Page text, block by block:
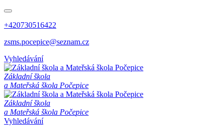
+420730516422
zsms.pocepice@seznam.cz
Vyhledávání
Základní škola
a Mateřská škola Počepice
Základní škola
a Mateřská škola Počepice
Vyhledávání